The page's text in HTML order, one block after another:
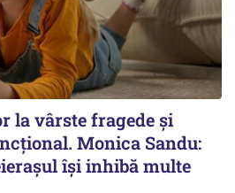
la vârste fragede și
Monica Sandu:
își inhibă multe